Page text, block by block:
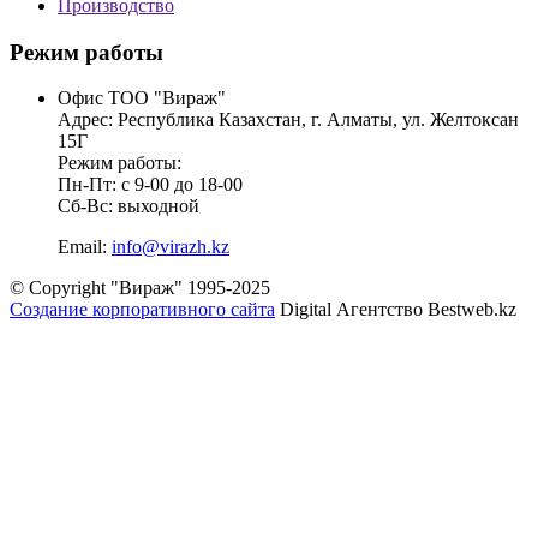
Производство
Режим работы
Офис ТОО "Вираж"
Адрес: Республика Казахстан, г. Алматы, ул. Желтоксан
15Г
Режим работы:
Пн-Пт: с 9-00 до 18-00
Сб-Вс: выходной
Email: info@virazh.kz
© Copyright "Вираж" 1995-2025
Создание корпоративного сайта Digital Агентство Bestweb.kz